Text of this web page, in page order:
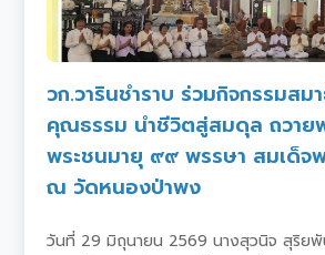
วก.วารินชำราบ ร่วมกิจกรรมสม
คุณธรรม นำชีวิตสู่สมดุล ถวาย
พระชนมายุ ๙๙ พรรษา สมเด็จ
ณ วัดหนองป่าพง
วันที่ 29 มิถุนายน 2569 นางสุวนิจ สุริยพั